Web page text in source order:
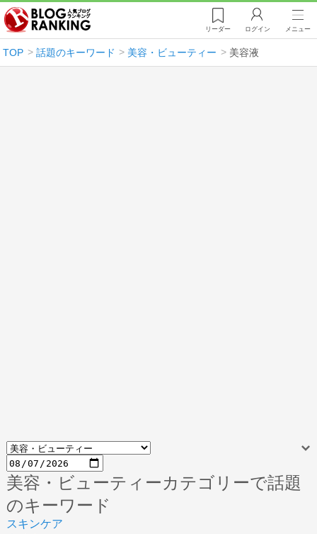
リーダー ログイン メニュー
TOP 話題のキーワード 美容・ビューティー 美容液
美容・ビューティーカテゴリーで話題
のキーワード
スキンケア